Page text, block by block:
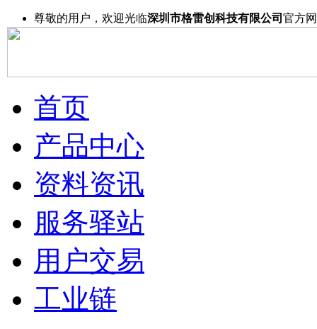
尊敬的用户，欢迎光临深圳市格雷创科技有限公司 官方
首页
产品中心
资料资讯
服务驿站
用户交易
工业链